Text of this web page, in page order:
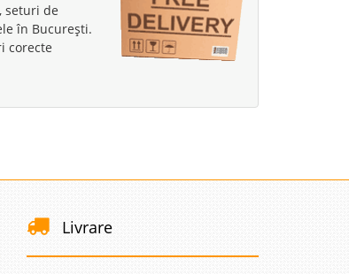
seturi de
în București.
corecte
Livrare